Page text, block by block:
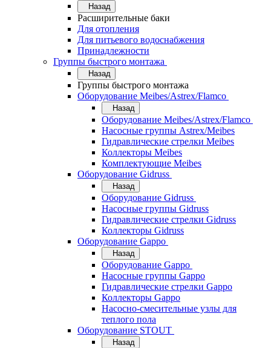
Назад
Расширительные баки
Для отопления
Для питьевого водоснабжения
Принадлежности
Группы быстрого монтажа
Назад
Группы быстрого монтажа
Оборудование Meibes/Astrex/Flamco
Назад
Оборудование Meibes/Astrex/Flamco
Насосные группы Astrex/Meibes
Гидравлические стрелки Meibes
Коллекторы Meibes
Комплектующие Meibes
Оборудование Gidruss
Назад
Оборудование Gidruss
Насосные группы Gidruss
Гидравлические стрелки Gidruss
Коллекторы Gidruss
Оборудование Gappo
Назад
Оборудование Gappo
Насосные группы Gappo
Гидравлические стрелки Gappo
Коллекторы Gappo
Насосно-смесительные узлы для
теплого пола
Оборудование STOUT
Назад